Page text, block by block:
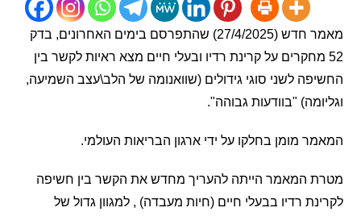
מאמר חדש (27/4/2025) שהתפרסם בימים האחרונים, בדק
מחקרים על קרינת רדיו ובעלי חיים מצא ראיות לקשר בין
לשני סוגי גידולים (שוואנומה של הלב\עצב השמיעה,
"בוודעות גבוהה".
מומן בחלקו על ידי ארגון הבריאות העולמי.
המאמר הייתה להעריך מחדש את הקשר בין חשיפה
רדיו בבעלי חיים (חיות מעבדה) , למגוון גדול של